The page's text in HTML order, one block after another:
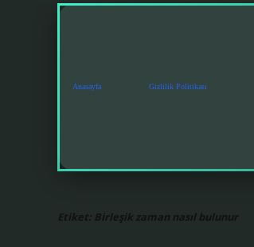
Anasayfa Gizlilik Politikası
Etiket: Birleşik zaman nasıl bulunur